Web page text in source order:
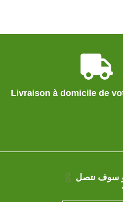
Livraison à domicile de